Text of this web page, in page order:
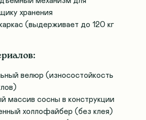
хранения
(выдерживает до 120 кг
велюр (износостойкость
массив сосны в конструкции
холлофайбер (без клея)